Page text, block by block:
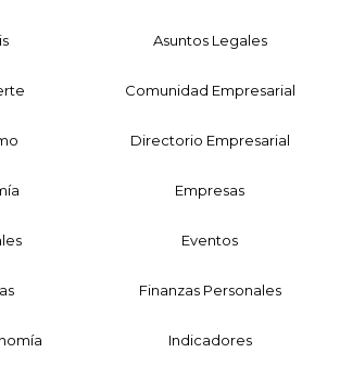
Asuntos Legales
Comunidad Empresarial
Directorio Empresarial
Empresas
Eventos
Finanzas Personales
Indicadores